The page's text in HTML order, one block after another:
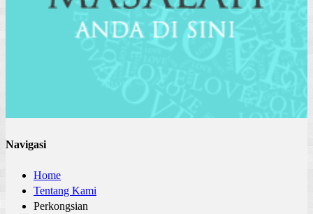
Navigasi
Home
Tentang Kami
Perkongsian